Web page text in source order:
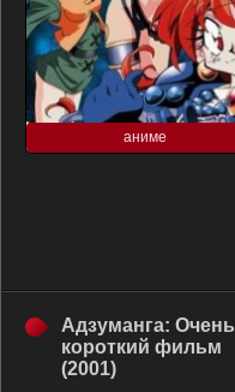
аниме
Адзуманга: Очень
короткий фильм
(2001)